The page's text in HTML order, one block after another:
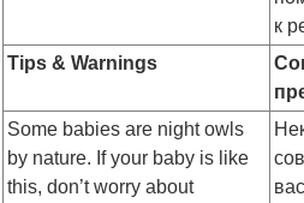
к
Tips & Warnings
Some babies are night owls
by nature. If your baby is like
this, don’t worry about